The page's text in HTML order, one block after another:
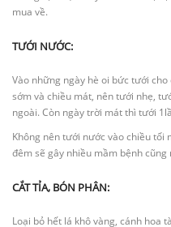
mua về.
TƯỚI NƯỚC:
Vào những ngày hè oi bức tưới
sớm và chiều mát, nên tưới nhẹ,
ngoài. Còn ngày trời mát thì tưới
Không nên tưới nước vào chiều tối
đêm sẽ gây nhiều mầm bệnh
CẮT TỈA, BÓN PHÂN:
Loại bỏ hết lá khô vàng, cánh hoa